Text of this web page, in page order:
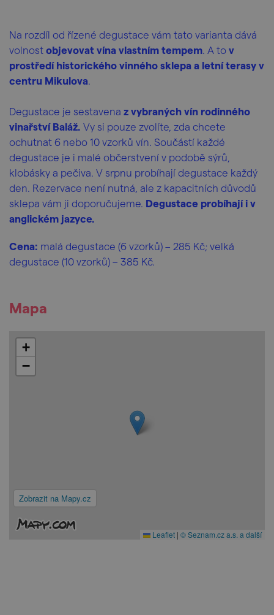
Na rozdíl od řízené degustace vám tato varianta dává
volnost objevovat vína vlastním tempem. A to v
prostředí historického vinného sklepa a letní terasy v
centru Mikulova.
Degustace je sestavena z vybraných vín rodinného
vinařství Baláž. Vy si pouze zvolíte, zda chcete
ochutnat 6 nebo 10 vzorků vín. Součástí každé
degustace je i malé občerstvení v podobě sýrů,
klobásky a pečiva. V srpnu probíhají degustace každý
den. Rezervace není nutná, ale z kapacitních důvodů
sklepa vám ji doporučujeme. Degustace probíhají i v
anglickém jazyce.
Cena: malá degustace (6 vzorků) – 285 Kč; velká
degustace (10 vzorků) – 385 Kč.
Mapa
Zobrazit na Mapy.cz
+
−
Leaflet | © Seznam.cz a.s. a další